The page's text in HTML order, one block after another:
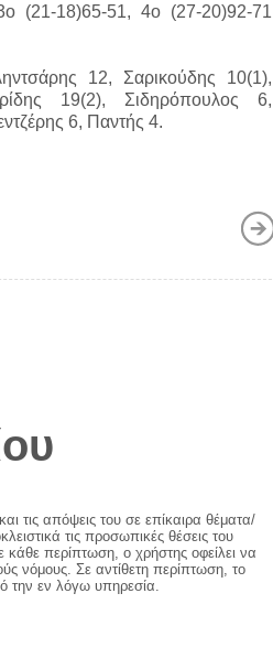
(21-18)65-51, 4ο (27-20)92-71
12, Σαρικούδης 10(1),
19(2), Σιδηρόπουλος 6,
6, Παντής 4.
τις απόψεις του σε επίκαιρα θέματα/
τις προσωπικές θέσεις του
κάθε περίπτωση, ο χρήστης οφείλει να
νόμους. Σε αντίθετη περίπτωση, το
την εν λόγω υπηρεσία.